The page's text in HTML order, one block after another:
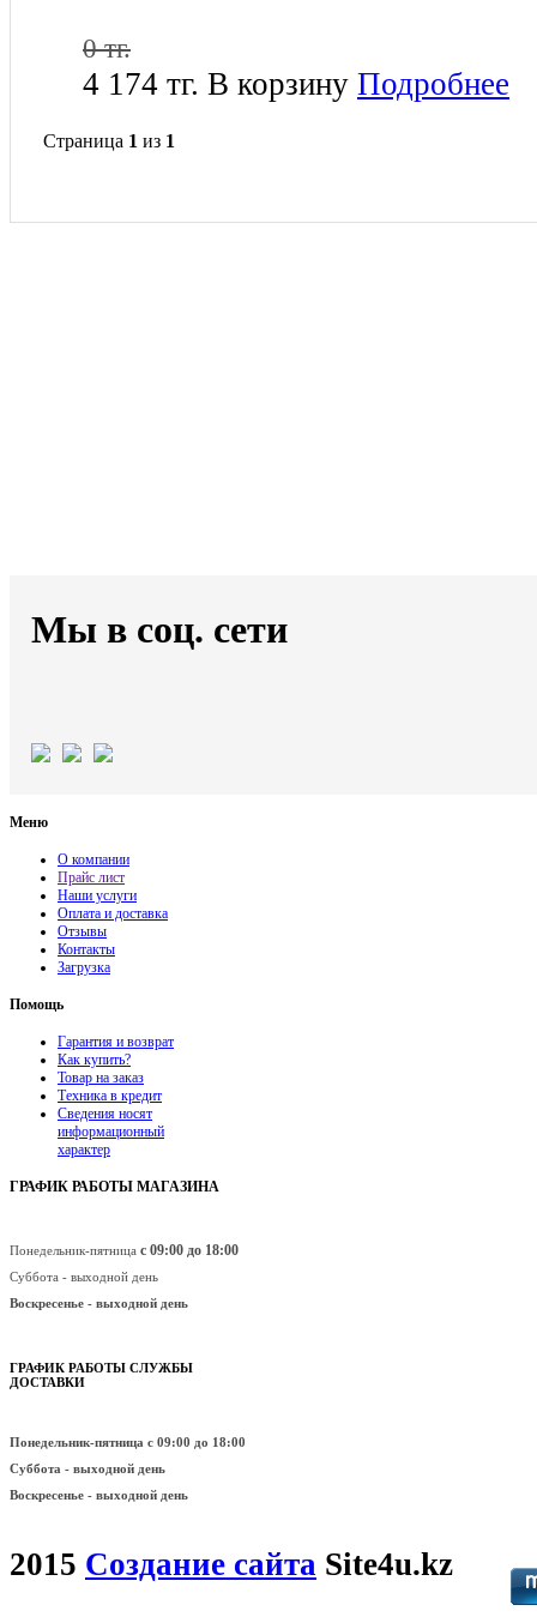
0 тг.
4 174 тг. В корзину Подробнее
Страница 1 из 1
Мы в соц. сети
Меню
О компании
Прайс лист
Наши услуги
Оплата и доставка
Отзывы
Контакты
Загрузка
Помощь
Гарантия и возврат
Как купить?
Товар на заказ
Техника в кредит
Сведения носят
информационный
характер
ГРАФИК РАБОТЫ МАГАЗИНА
Понедельник-пятница с 09:00 до 18:00
Суббота - выходной день
Воскресенье - выходной день
ГРАФИК РАБОТЫ СЛУЖБЫ
ДОСТАВКИ
Понедельник-пятница с 09:00 до 18:00
Суббота - выходной день
Воскресенье - выходной день
2015 Создание сайта Site4u.kz